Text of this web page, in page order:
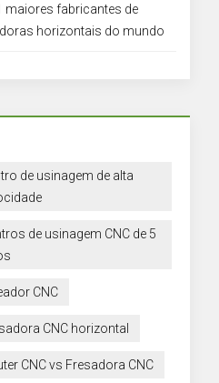
maiores fabricantes de
horizontais do mundo
de usinagem de alta
de usinagem CNC de 5
CNC
CNC horizontal
CNC vs Fresadora CNC